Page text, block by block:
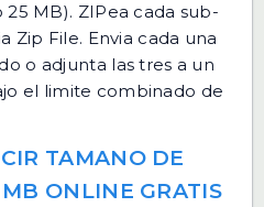
MB). ZIPea cada sub-
Zip File. Envia cada una
o adjunta las tres a un
el limite combinado de
TAMANO DE
ONLINE GRATIS